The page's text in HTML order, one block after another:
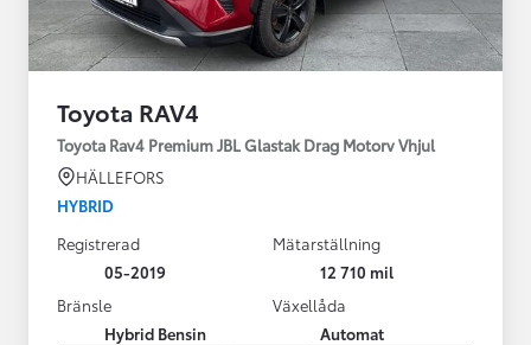
Toyota RAV4
Toyota Rav4 Premium JBL Glastak Drag Motorv Vhjul
HÄLLEFORS
HYBRID
Registrerad
05-2019
Mätarställning
12 710 mil
Bränsle
Hybrid Bensin
Växellåda
Automat